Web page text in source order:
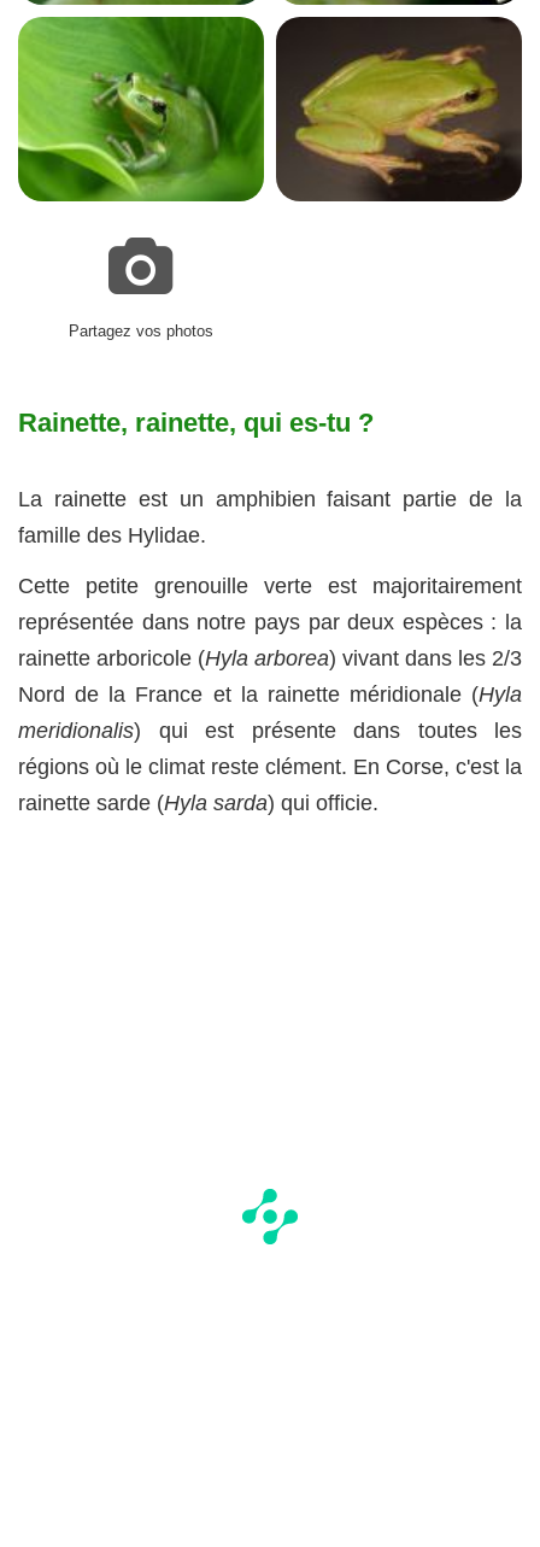
Partagez vos photos
Rainette, rainette, qui es-tu ?
La rainette est un amphibien faisant partie de la
famille des Hylidae.
Cette petite grenouille verte est majoritairement
représentée dans notre pays par deux espèces : la
rainette arboricole (Hyla arborea) vivant dans les 2/3
Nord de la France et la rainette méridionale (Hyla
meridionalis) qui est présente dans toutes les
régions où le climat reste clément. En Corse, c'est la
rainette sarde (Hyla sarda) qui officie.